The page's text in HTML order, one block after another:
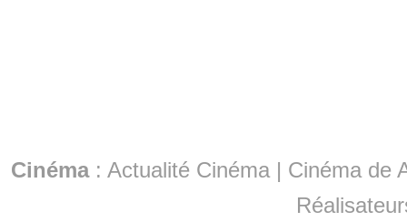
Cinéma: Actualité Cinéma | Cinéma de